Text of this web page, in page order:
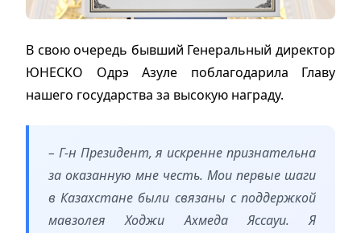
В свою очередь бывший Генеральный директор
ЮНЕСКО Одрэ Азуле поблагодарила Главу
нашего государства за высокую награду.
– Г-н Президент, я искренне признательна
за оказанную мне честь. Мои первые шаги
в Казахстане были связаны с поддержкой
мавзолея Ходжи Ахмеда Яссауи. Я